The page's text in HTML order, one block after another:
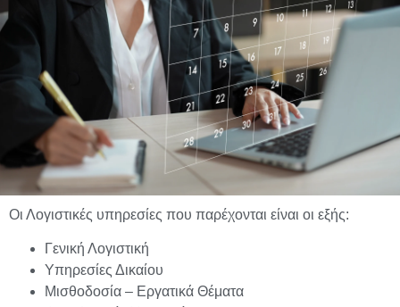
Οι Λογιστικές υπηρεσίες που παρέχονται είναι οι εξής:
Γενική Λογιστική
Υπηρεσίες Δικαίου
Μισθοδοσία – Εργατικά Θέματα